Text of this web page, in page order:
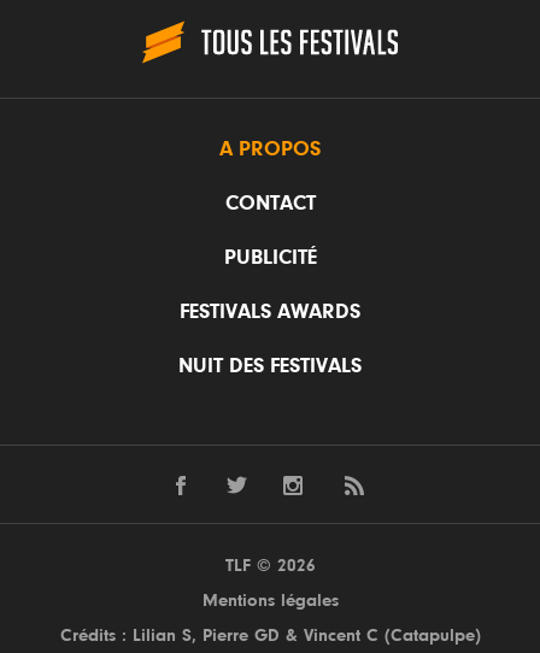
A PROPOS
CONTACT
PUBLICITÉ
FESTIVALS AWARDS
NUIT DES FESTIVALS
TLF © 2026
Mentions légales
Crédits : Lilian S, Pierre GD & Vincent C (Catapulpe)